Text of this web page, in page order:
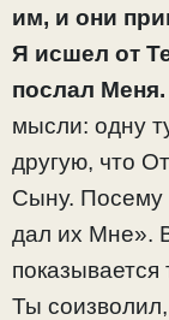
им, и они
Я исшел от
послал Меня.
мысли: одну
другую, что
Сыну. Посему
дал их Мне».
Ты